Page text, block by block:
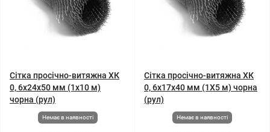
Сітка просічно-витяжна ХК
0, 6x24x50 мм (1x10 м)
чорна (рул)
Немає в наявності
Сітка просічно-витяжна ХК
0, 6x17x40 мм (1X5 м) чорна
(рул)
Немає в наявності